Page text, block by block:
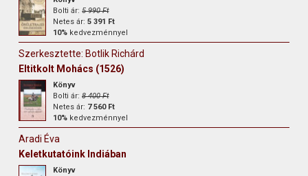
Bolti ár:5 990 Ft
Netes ár:5 391 Ft
10% kedvezménnyel
Szerkesztette: Botlik Richárd
Eltitkolt Mohács (1526)
Könyv
Bolti ár:8 400 Ft
Netes ár: 7 560 Ft
10% kedvezménnyel
Aradi Éva
Keletkutatóink Indiában
Könyv